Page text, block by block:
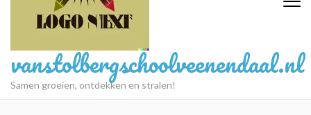
vanstolbergschoolveenendaal.nl
Samen groeien, ontdekken en stralen!